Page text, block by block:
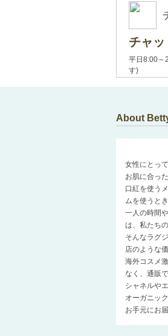
チャ
平日8:00～
す)
About
女性にとっ
お肌に合っ
口紅を使う
ムを使うと
一人の時間
は、私たち
そんなラグ
店のような
海外コスメ
なく、通販
シャネルや
オーガニッ
お手元にお